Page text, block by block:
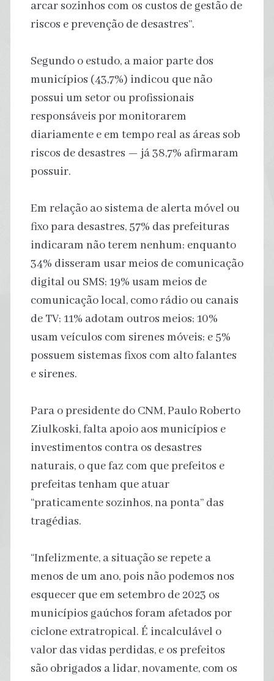
arcar sozinhos com os custos de gestão de
riscos e prevenção de desastres”.
Segundo o estudo, a maior parte dos
municípios (43,7%) indicou que não
possui um setor ou profissionais
responsáveis por monitorarem
diariamente e em tempo real as áreas sob
riscos de desastres — já 38,7% afirmaram
possuir.
Em relação ao sistema de alerta móvel ou
fixo para desastres, 57% das prefeituras
indicaram não terem nenhum; enquanto
34% disseram usar meios de comunicação
digital ou SMS; 19% usam meios de
comunicação local, como rádio ou canais
de TV; 11% adotam outros meios; 10%
usam veículos com sirenes móveis; e 5%
possuem sistemas fixos com alto falantes
e sirenes.
Para o presidente do CNM, Paulo Roberto
Ziulkoski, falta apoio aos municípios e
investimentos contra os desastres
naturais, o que faz com que prefeitos e
prefeitas tenham que atuar
“praticamente sozinhos, na ponta” das
tragédias.
“Infelizmente, a situação se repete a
menos de um ano, pois não podemos nos
esquecer que em setembro de 2023 os
municípios gaúchos foram afetados por
ciclone extratropical. É incalculável o
valor das vidas perdidas, e os prefeitos
são obrigados a lidar, novamente, com os